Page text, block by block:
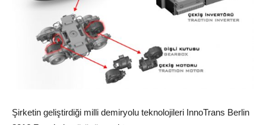
Şirketin geliştirdiği milli demiryolu teknolojileri InnoTrans Berlin